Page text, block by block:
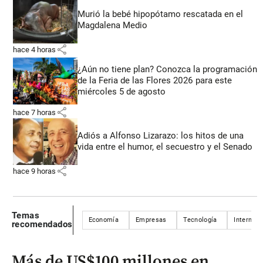
Murió la bebé hipopótamo rescatada en el
Magdalena Medio
hace 4 horas share
¿Aún no tiene plan? Conozca la programación
de la Feria de las Flores 2026 para este
miércoles 5 de agosto
hace 7 horas share
Adiós a Alfonso Lizarazo: los hitos de una
vida entre el humor, el secuestro y el Senado
hace 9 horas share
Temas
recomendados
Economía Empresas Tecnología Internet